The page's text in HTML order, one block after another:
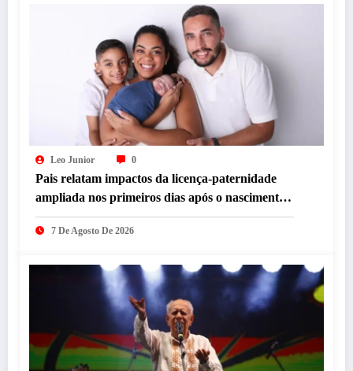
Leo Junior 0
Pais relatam impactos da licença-paternidade
ampliada nos primeiros dias após o nascimento
dos filhos
7 De Agosto De 2026